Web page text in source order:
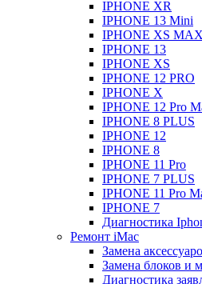
IPHONE XR
IPHONE 13 Mini
IPHONE XS MAX
IPHONE 13
IPHONE XS
IPHONE 12 PRO
IPHONE X
IPHONE 12 Pro
IPHONE 8 PLUS
IPHONE 12
IPHONE 8
IPHONE 11 Pro
IPHONE 7 PLUS
IPHONE 11 Pro
IPHONE 7
Диагностика
Ремонт iMac
Замена
Замена блоков и
Диагностика